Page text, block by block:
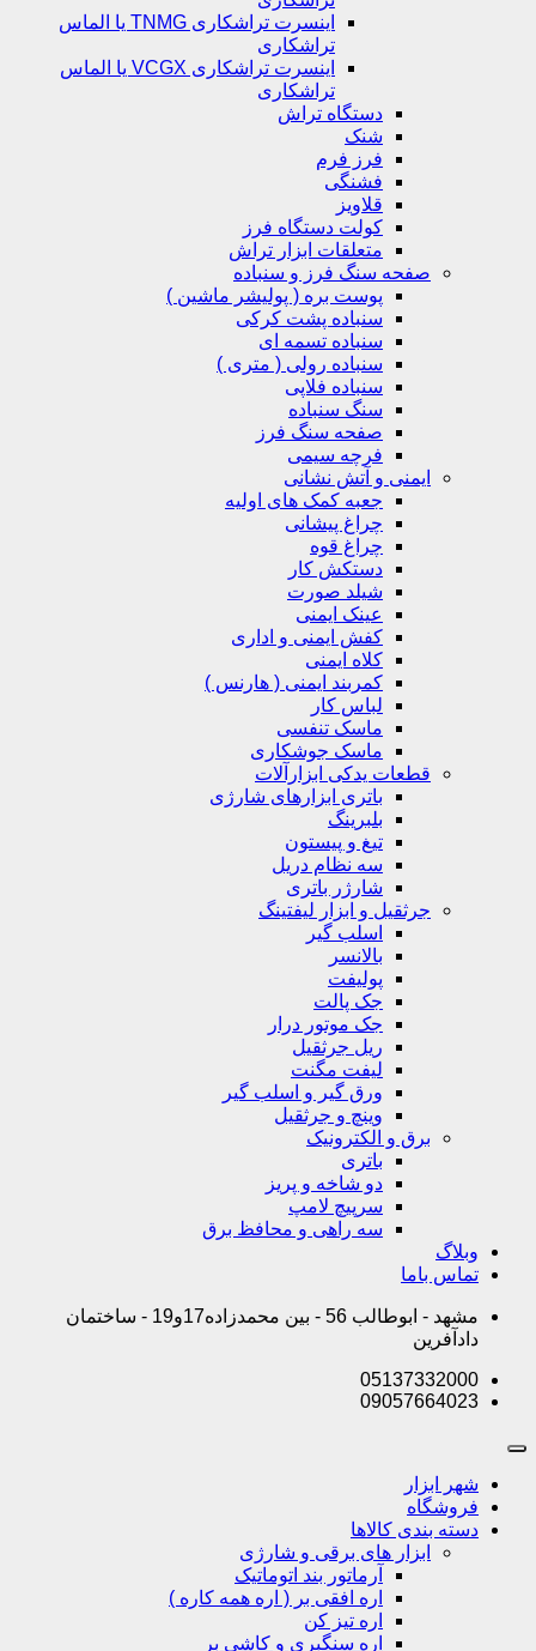
اینسرت تراشکاری TNMG یا الماس
اینسرت تراشکاری VCGX یا الماس
دستگاه تراش
کولت دستگاه فرز
متعلقات ابزار تراش
صفحه سنگ فرز و سنباده
پوست بره ( پولیشر ماشین )
سنباده پشت کرکی
سنباده تسمه ای
سنباده رولی ( متری )
سنباده فلاپی
سنگ سنباده
صفحه سنگ فرز
فرچه سیمی
ایمنی و آتش نشانی
جعبه کمک های اولیه
چراغ پیشانی
چراغ قوه
دستکش کار
شیلد صورت
عینک ایمنی
کفش ایمنی و اداری
کلاه ایمنی
کمربند ایمنی ( هارنس )
لباس کار
ماسک تنفسی
ماسک جوشکاری
قطعات یدکی ابزارآلات
باتری ابزارهای شارژی
تیغ و پیستون
سه نظام دریل
شارژر باتری
جرثقیل و ابزار لیفتینگ
اسلب گیر
جک پالت
جک موتور درار
ریل جرثقیل
لیفت مگنت
ورق گیر و اسلب گیر
وینچ و جرثقیل
برق و الکترونیک
دو شاخه و پریز
سرپیچ لامپ
سه راهی و محافظ برق
باما
مشهد - ابوطالب 56 - بین محمدزاده17و19 - ساختمان
بندی کالاها
ابزار های برقی و شارژی
آرماتور بند اتوماتیک
اره افقی بر ( اره همه کاره )
اره تیز کن
اره سنگبری و کاشی بر